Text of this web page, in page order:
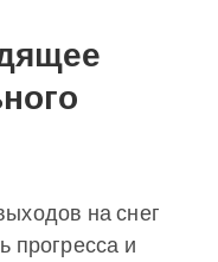
на снег
прогресса и